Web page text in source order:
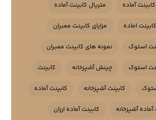
آماده متریال کابینت آماده
اماده مزایای کابینت ممبران
استوک نمونه های کابینت ممبران
استوک چینش آشپزخانه کابینت
کابینت آشپزخانه کابینت آماده
آماده آشپزخانه کابینت آماده ارزان